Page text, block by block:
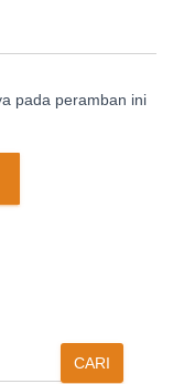
pada peramban ini
CARI